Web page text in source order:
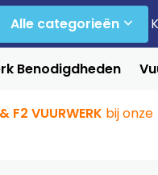
Alle categorieën
Benodigdheden
F2 VUURWERK bij onze